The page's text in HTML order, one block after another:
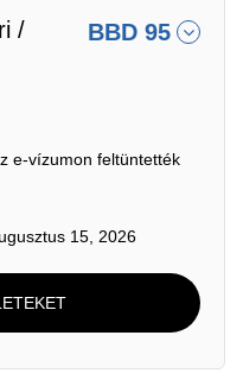
/
BBD 95
e-vízumon feltüntették
15, 2026